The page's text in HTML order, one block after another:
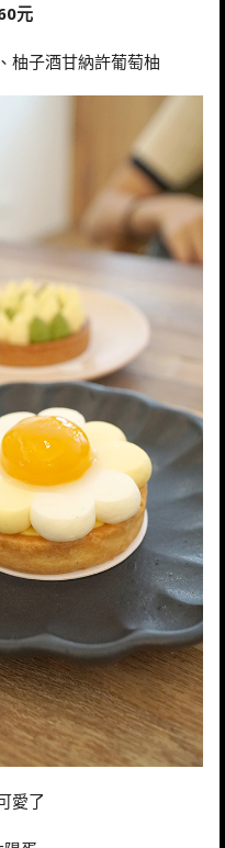
元
柚子酒甘納許葡萄柚
愛了